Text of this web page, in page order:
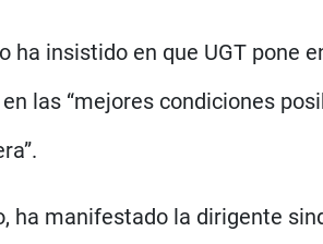
ha insistido en que UGT pone
en las “mejores condiciones
ha manifestado la dirigente